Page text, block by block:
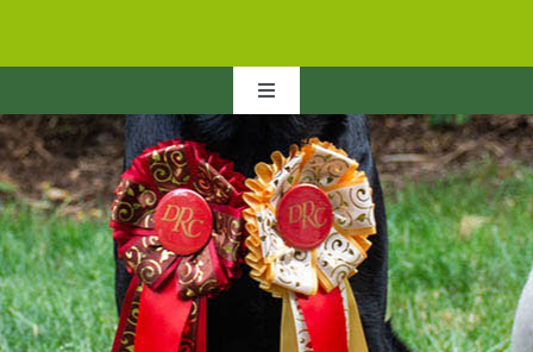
Toggle
Navigation
Startseite
Vorstand
Bezirksgruppen